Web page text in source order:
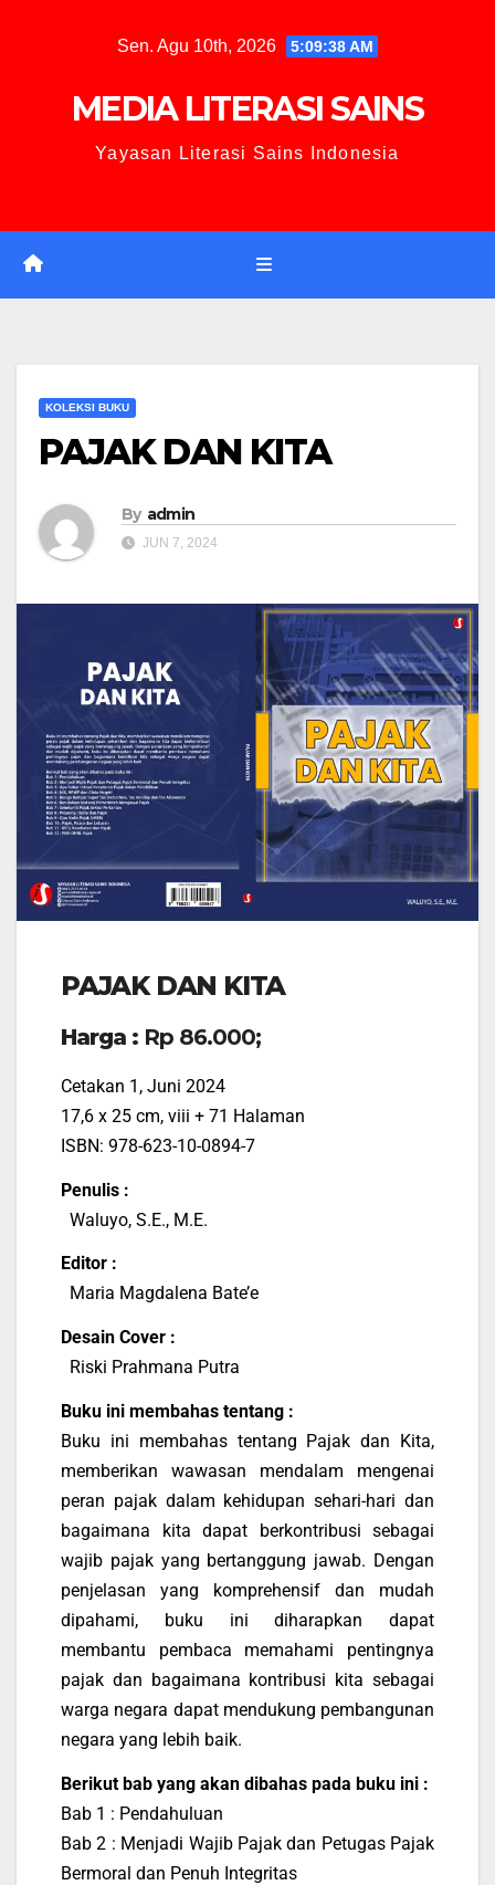
Sen. Agu 10th, 2026 5:09:39 AM
MEDIA LITERASI SAINS
Yayasan Literasi Sains Indonesia
KOLEKSI BUKU
PAJAK DAN KITA
By admin
JUN 7, 2024
PAJAK DAN KITA
Harga : Rp 86.000;
Cetakan 1, Juni 2024
17,6 x 25 cm, viii + 71 Halaman
ISBN: 978-623-10-0894-7
Penulis :
Waluyo, S.E., M.E.
Editor :
Maria Magdalena Bate’e
Desain Cover :
Riski Prahmana Putra
Buku ini membahas tentang :
Buku ini membahas tentang Pajak dan Kita,
memberikan wawasan mendalam mengenai
peran pajak dalam kehidupan sehari-hari dan
bagaimana kita dapat berkontribusi sebagai
wajib pajak yang bertanggung jawab. Dengan
penjelasan yang komprehensif dan mudah
dipahami, buku ini diharapkan dapat
membantu pembaca memahami pentingnya
pajak dan bagaimana kontribusi kita sebagai
warga negara dapat mendukung pembangunan
negara yang lebih baik.
Berikut bab yang akan dibahas pada buku ini :
Bab 1 : Pendahuluan
Bab 2 : Menjadi Wajib Pajak dan Petugas Pajak
Bermoral dan Penuh Integritas